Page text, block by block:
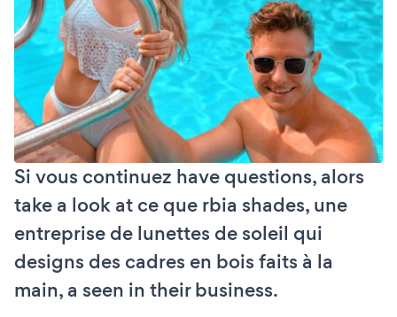
Si vous continuez have questions, alors
take a look at ce que rbia shades, une
entreprise de lunettes de soleil qui
designs des cadres en bois faits à la
main, a seen in their business.